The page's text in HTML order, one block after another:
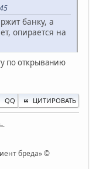
банку, а
опирается на
по открыванию
QQ ЦИТИРОВАТЬ
бреда» ©